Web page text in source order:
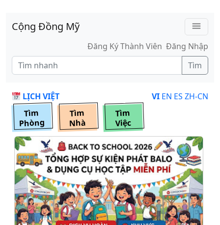
Cộng Đồng Mỹ
menu
Đăng Ký Thành Viên Đăng Nhập
Tìm
LỊCH VIỆT VI EN ES ZH-CN
Tìm
Phòng
Tìm
Nhà
Tìm
Việc